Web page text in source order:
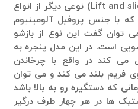
در لیفت اند اسلاید (Lift and slide Doors) نوعی دیگر از انواع
با جنس پروفیل آلومینیوم
توان گفت این نوع از بازشو
است. در این مدل پنجره به
کند در واقع با چرخاندن
فریم بلند می کند و می توان
که دستگیره رو به بالا باشد
ها در هر چهار طرف درگیر